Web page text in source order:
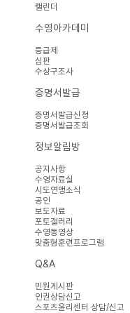
캘린더
수영아카데미
등급제
심판
수상구조사
증명서발급
증명서발급신청
증명서발급조회
정보알림방
공지사항
수영자료실
시도연맹소식
공인
보도자료
포토갤러리
수영동영상
맞춤형훈련프로그램
Q&A
민원게시판
인권상담신고
스포츠윤리센터 상담/신고